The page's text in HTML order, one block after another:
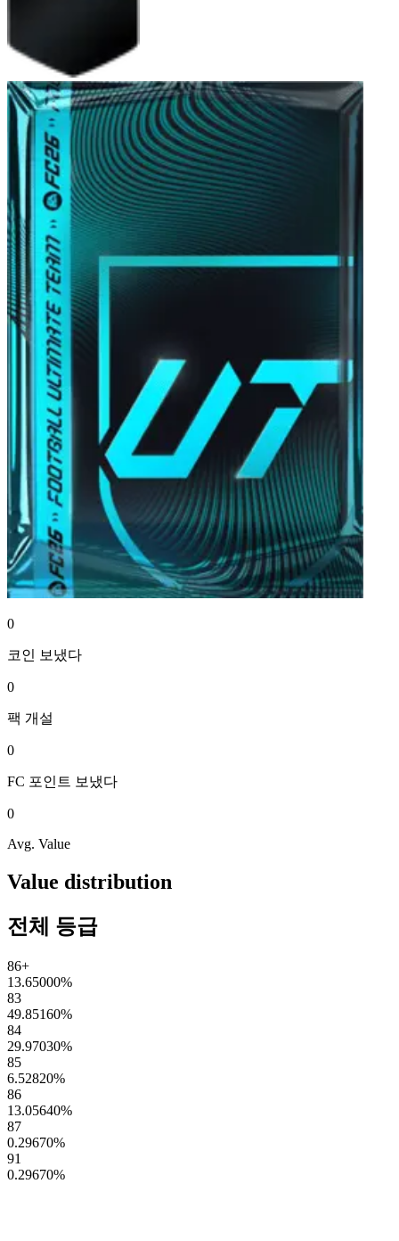
0
코인 보냈다
0
팩 개설
0
FC 포인트 보냈다
0
Avg. Value
Value distribution
전체 등급
86+
13.65000%
83
49.85160%
84
29.97030%
85
6.52820%
86
13.05640%
87
0.29670%
91
0.29670%